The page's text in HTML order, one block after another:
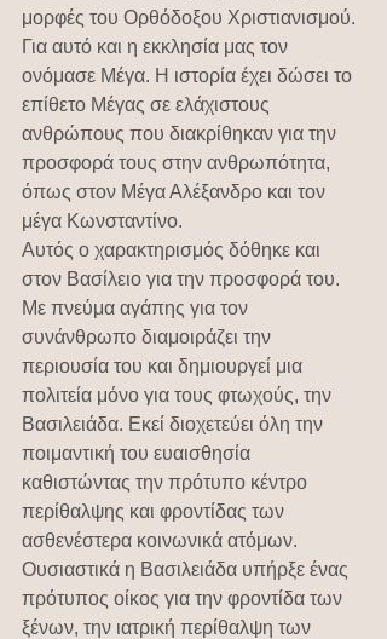
μορφές του Ορθόδοξου Χριστιανισμού.
Για αυτό και η εκκλησία μας τον
ονόμασε Μέγα. Η ιστορία έχει δώσει το
επίθετο Μέγας σε ελάχιστους
ανθρώπους που διακρίθηκαν για την
προσφορά τους στην ανθρωπότητα,
όπως στον Μέγα Αλέξανδρο και τον
μέγα Κωνσταντίνο.
Αυτός ο χαρακτηρισμός δόθηκε και
στον Βασίλειο για την προσφορά του.
Με πνεύμα αγάπης για τον
συνάνθρωπο διαμοιράζει την
περιουσία του και δημιουργεί μια
πολιτεία μόνο για τους φτωχούς, την
Βασιλειάδα. Εκεί διοχετεύει όλη την
ποιμαντική του ευαισθησία
καθιστώντας την πρότυπο κέντρο
περίθαλψης και φροντίδας των
ασθενέστερα κοινωνικά ατόμων.
Ουσιαστικά η Βασιλειάδα υπήρξε ένας
πρότυπος οίκος για την φροντίδα των
ξένων, την ιατρική περίθαλψη των